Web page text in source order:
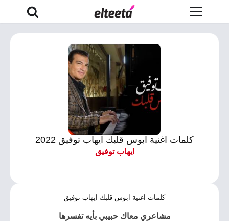
كلمات اغنية ابوس قلبك ايهاب توفيق 2022
ايهاب توفيق
كلمات اغنية ابوس قلبك ايهاب توفيق
مشاعري معاك حبيبي بأيه تفسرها